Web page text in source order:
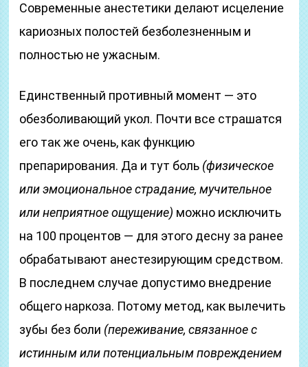
Современные анестетики делают исцеление
кариозных полостей безболезненным и
полностью не ужасным.
Единственный противный момент — это
обезболивающий укол. Почти все страшатся
его так же очень, как функцию
препарирования. Да и тут боль (физическое
или эмоциональное страдание, мучительное
или неприятное ощущение) можно исключить
на 100 процентов — для этого десну за ранее
обрабатывают анестезирующим средством.
В последнем случае допустимо внедрение
общего наркоза. Потому метод, как вылечить
зубы без боли (переживание, связанное с
истинным или потенциальным повреждением